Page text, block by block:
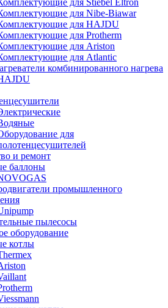
для Stiebel Eltron
для Nibe-Biawar
для HAJDU
для Protherm
для Ariston
для Atlantic
комбинированного нагрева
для
и ремонт
баллоны
промышленного
пылесосы
оборудование
котлы